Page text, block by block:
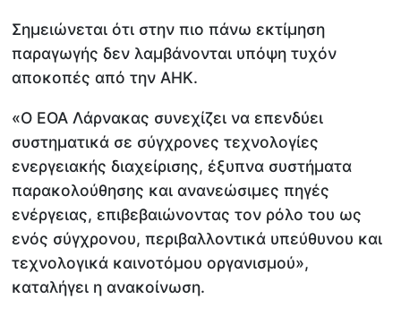
Σημειώνεται ότι στην πιο πάνω εκτίμηση
παραγωγής δεν λαμβάνονται υπόψη τυχόν
αποκοπές από την ΑΗΚ.
«Ο ΕΟΑ Λάρνακας συνεχίζει να επενδύει
συστηματικά σε σύγχρονες τεχνολογίες
ενεργειακής διαχείρισης, έξυπνα συστήματα
παρακολούθησης και ανανεώσιμες πηγές
ενέργειας, επιβεβαιώνοντας τον ρόλο του ως
ενός σύγχρονου, περιβαλλοντικά υπεύθυνου και
τεχνολογικά καινοτόμου οργανισμού»,
καταλήγει η ανακοίνωση.